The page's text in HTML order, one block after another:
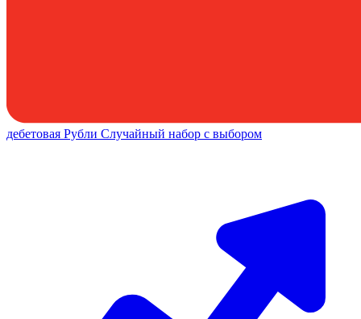
дебетовая Рубли Случайный набор с выбором